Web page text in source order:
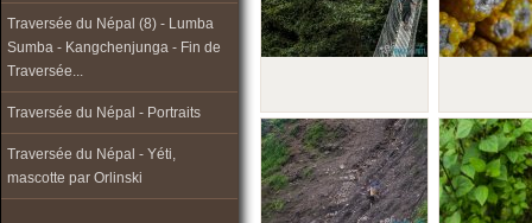
Traversée du Népal (8) - Lumba
Sumba - Kangchenjunga - Fin de
Traversée...
Traversée du Népal - Portraits
Traversée du Népal - Yéti,
mascotte par Orlinski